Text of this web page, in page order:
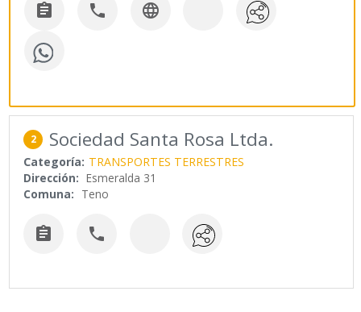
  
2 Sociedad Santa Rosa Ltda.
Categoría: TRANSPORTES TERRESTRES
Dirección: Esmeralda 31
Comuna: Teno
 